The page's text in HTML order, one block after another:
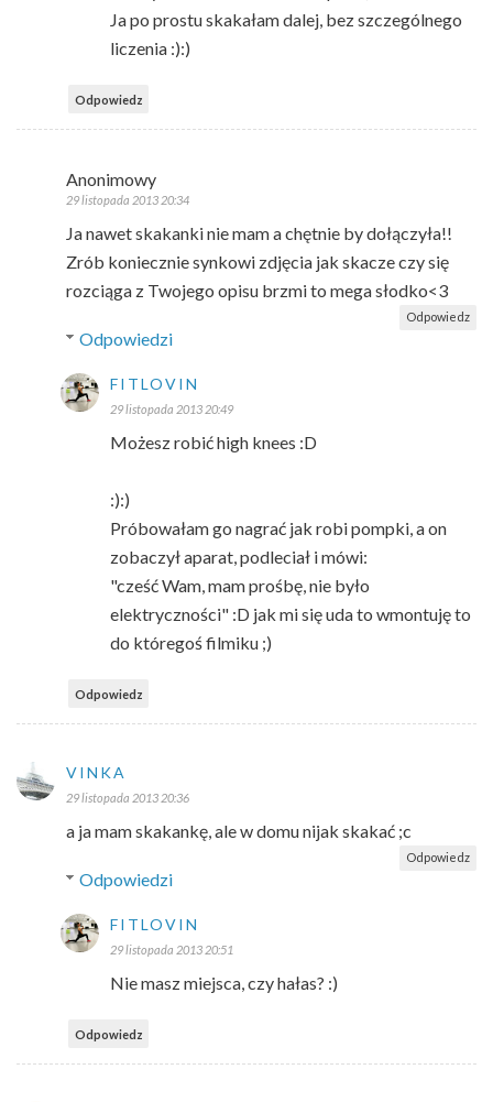
Ja po prostu skakałam dalej, bez szczególnego
liczenia :):)
Odpowiedz
Anonimowy
29 listopada 2013 20:34
Ja nawet skakanki nie mam a chętnie by dołączyła!!
Zrób koniecznie synkowi zdjęcia jak skacze czy się
rozciąga z Twojego opisu brzmi to mega słodko<3
Odpowiedz
Odpowiedzi
FITLOVIN
29 listopada 2013 20:49
Możesz robić high knees :D
:):)
Próbowałam go nagrać jak robi pompki, a on
zobaczył aparat, podleciał i mówi:
"cześć Wam, mam prośbę, nie było
elektryczności" :D jak mi się uda to wmontuję to
do któregoś filmiku ;)
Odpowiedz
VINKA
29 listopada 2013 20:36
a ja mam skakankę, ale w domu nijak skakać ;c
Odpowiedz
Odpowiedzi
FITLOVIN
29 listopada 2013 20:51
Nie masz miejsca, czy hałas? :)
Odpowiedz